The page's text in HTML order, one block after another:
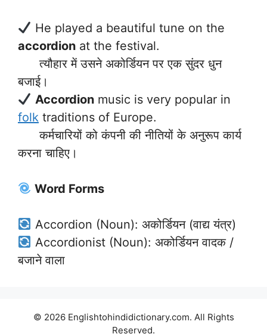
He played a beautiful tune on the
accordion at the festival.
त्यौहार में उसने अकोर्डियन पर एक सुंदर धुन
बजाई।
Accordionmusic is very popular in
folk traditions of Europe.
कर्मचारियों को कंपनी की नीतियों के अनुरूप कार्य
करना चाहिए।
Word Forms
Accordion (Noun): अकोर्डियन (वाद्य यंत्र)
Accordionist (Noun): अकोर्डियन वादक /
बजाने वाला
© 2026 Englishtohindidictionary.com. All Rights
Reserved.